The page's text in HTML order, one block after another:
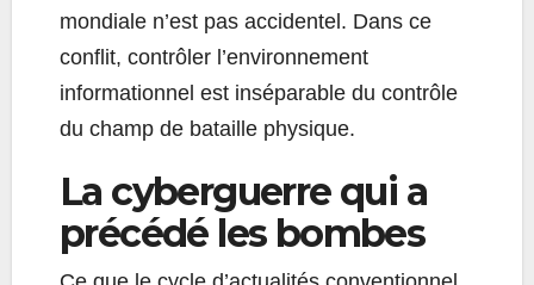
mondiale n’est pas accidentel. Dans ce
conflit, contrôler l’environnement
informationnel est inséparable du contrôle
du champ de bataille physique.
La cyberguerre qui a
précédé les bombes